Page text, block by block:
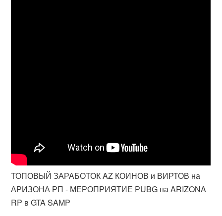
ТОПОВЫЙ ЗАРАБОТОК AZ КОИНОВ и ВИРТОВ на
АРИЗОНА РП - МЕРОПРИЯТИЕ PUBG на ARIZONA
RP в GTA SAMP